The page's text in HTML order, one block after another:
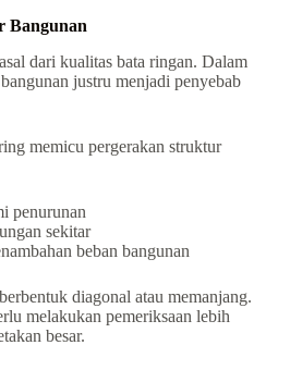
Bangunan
dari kualitas bata ringan. Dalam
justru menjadi penyebab
memicu pergerakan struktur
penurunan
sekitar
beban bangunan
diagonal atau memanjang.
melakukan pemeriksaan lebih
besar.